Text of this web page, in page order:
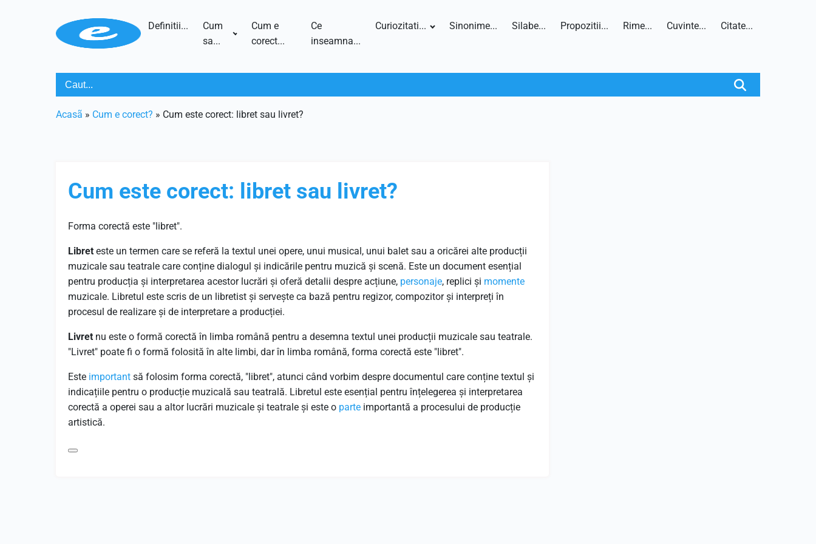
Definitii...
Cum
sa...
Cum e
corect...
Ce
inseamna...
Curiozitati... Sinonime... Silabe... Propozitii... Rime... Cuvinte... Citate...
Acasã » Cum e corect? » Cum este corect: libret sau livret?
Cum este corect: libret sau livret?
Forma corectă este "libret".
Libret este un termen care se referă la textul unei opere, unui musical, unui balet sau a oricărei alte producții
muzicale sau teatrale care conține dialogul și indicările pentru muzică și scenă. Este un document esențial
pentru producția și interpretarea acestor lucrări și oferă detalii despre acțiune, personaje, replici și momente
muzicale. Libretul este scris de un libretist și servește ca bază pentru regizor, compozitor și interpreți în
procesul de realizare și de interpretare a producției.
Livret nu este o formă corectă în limba română pentru a desemna textul unei producții muzicale sau teatrale.
"Livret" poate fi o formă folosită în alte limbi, dar în limba română, forma corectă este "libret".
Este important să folosim forma corectă, "libret", atunci când vorbim despre documentul care conține textul și
indicațiile pentru o producție muzicală sau teatrală. Libretul este esențial pentru înțelegerea și interpretarea
corectă a operei sau a altor lucrări muzicale și teatrale și este o parte importantă a procesului de producție
artistică.